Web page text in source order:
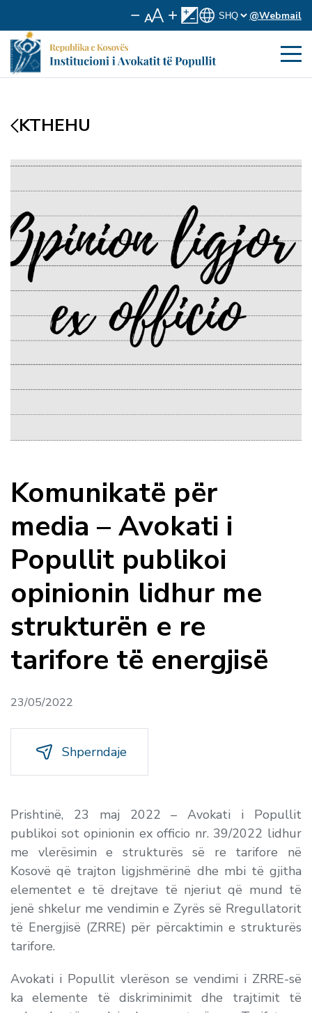
@Webmail
KTHEHU
Komunikatë për
media – Avokati i
Popullit publikoi
opinionin lidhur me
strukturën e re
tarifore të energjisë
23/05/2022
Shperndaje
Prishtinë, 23 maj 2022 – Avokati i Popullit
publikoi sot opinionin ex officio nr. 39/2022 lidhur
me vlerësimin e strukturës së re tarifore në
Kosovë që trajton ligjshmërinë dhe mbi të gjitha
elementet e të drejtave të njeriut që mund të
jenë shkelur me vendimin e Zyrës së Rregullatorit
të Energjisë (ZRRE) për përcaktimin e strukturës
tarifore.
Avokati i Popullit vlerëson se vendimi i ZRRE-së
ka elemente të diskriminimit dhe trajtimit të